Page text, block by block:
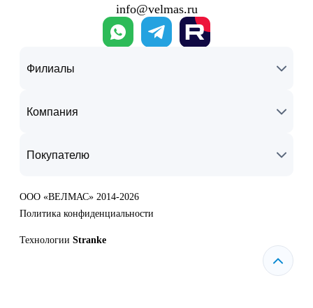
info@velmas.ru
Филиалы
Компания
Покупателю
ООО «ВЕЛМАС» 2014-2026
Политика конфиденциальности
Технологии Stranke